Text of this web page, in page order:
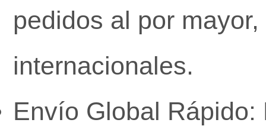
pedidos al por
internacionales.
Envío Global